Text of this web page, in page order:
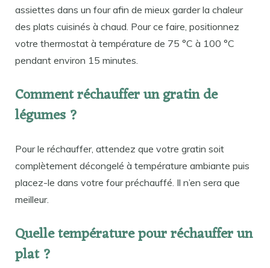
assiettes dans un four afin de mieux garder la chaleur
des plats cuisinés à chaud. Pour ce faire, positionnez
votre thermostat à température de 75 °C à 100 °C
pendant environ 15 minutes.
Comment réchauffer un gratin de
légumes ?
Pour le réchauffer, attendez que votre gratin soit
complètement décongelé à température ambiante puis
placez-le dans votre four préchauffé. Il n’en sera que
meilleur.
Quelle température pour réchauffer un
plat ?